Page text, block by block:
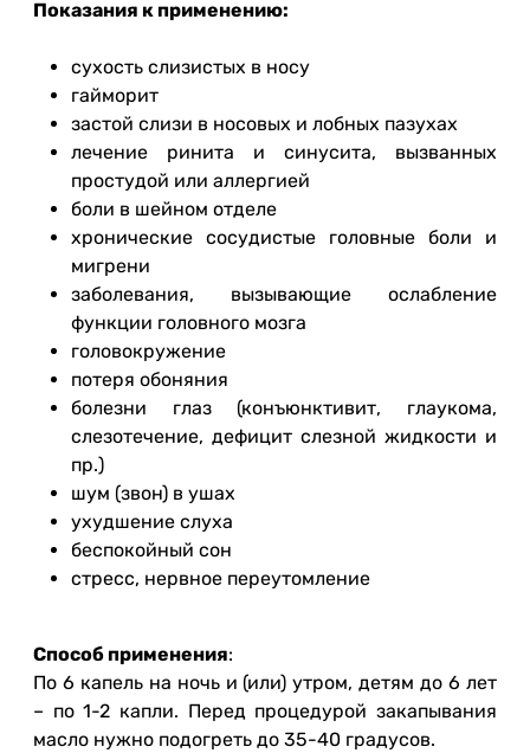
Показания к применению:
сухость слизистых в носу
гайморит
застой слизи в носовых и лобных пазухах
лечение ринита и синусита, вызванных
простудой или аллергией
боли в шейном отделе
хронические сосудистые головные боли и
мигрени
заболевания, вызывающие ослабление
функции головного мозга
головокружение
потеря обоняния
болезни глаз (конъюнктивит, глаукома,
слезотечение, дефицит слезной жидкости и
пр.)
шум (звон) в ушах
ухудшение слуха
беспокойный сон
стресс, нервное переутомление
Способ применения:
По 6 капель на ночь и (или) утром, детям до 6 лет
– по 1-2 капли. Перед процедурой закапывания
масло нужно подогреть до 35-40 градусов.